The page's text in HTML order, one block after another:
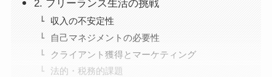
2. フリーランス生活の挑戦
収入の不安定性
自己マネジメントの必要性
クライアント獲得とマーケティング
法的・税務的課題